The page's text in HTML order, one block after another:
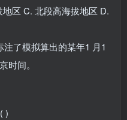
区 C. 北段高海拔地区 D.
了模拟算出的某年1 月1
时间。
)